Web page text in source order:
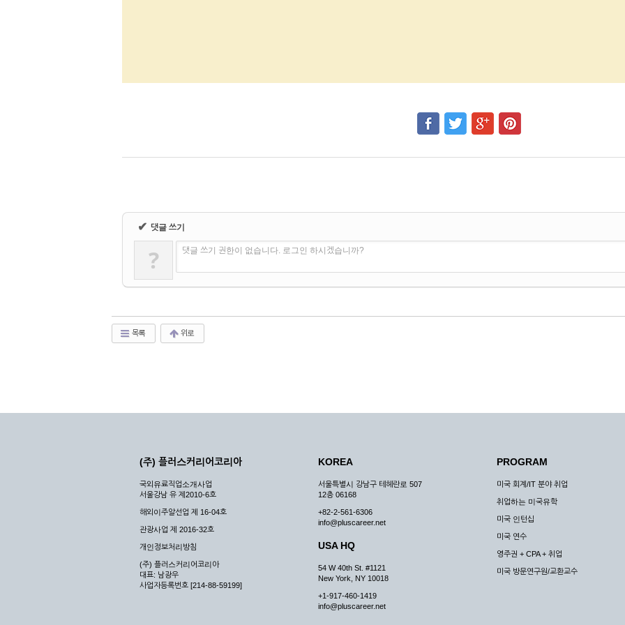
✔ 댓글 쓰기
? 댓글 쓰기 권한이 없습니다. 로그인 하시겠습니까?
목록 위로
(주) 플러스커리어코리아
국외유료직업소개사업
서울강남 유 제2010-6호
해외이주알선업 제 16-04호
관광사업 제 2016-32호
개인정보처리방침
(주) 플러스커리어코리아
대표: 남광우
사업자등록번호 [214-88-59199]
KOREA
서울특별시 강남구 테헤란로 507
12층 06168
+82-2-561-6306
info@pluscareer.net
USA HQ
54 W 40th St. #1121
New York, NY 10018
+1-917-460-1419
info@pluscareer.net
PROGRAM
미국 회계/IT 분야 취업
취업하는 미국유학
미국 인턴십
미국 연수
영주권 + CPA + 취업
미국 방문연구원/교환교수